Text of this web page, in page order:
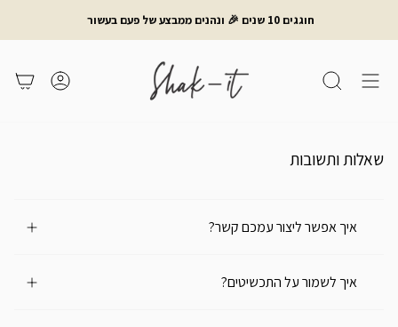
חוגגים 10 שנים 🎉 ונהנים ממבצע של פעם בעשור
חיפוש משתמש
שאלות ותשובות
איך אפשר ליצור עמכם קשר?
איך לשמור על התכשיטים?